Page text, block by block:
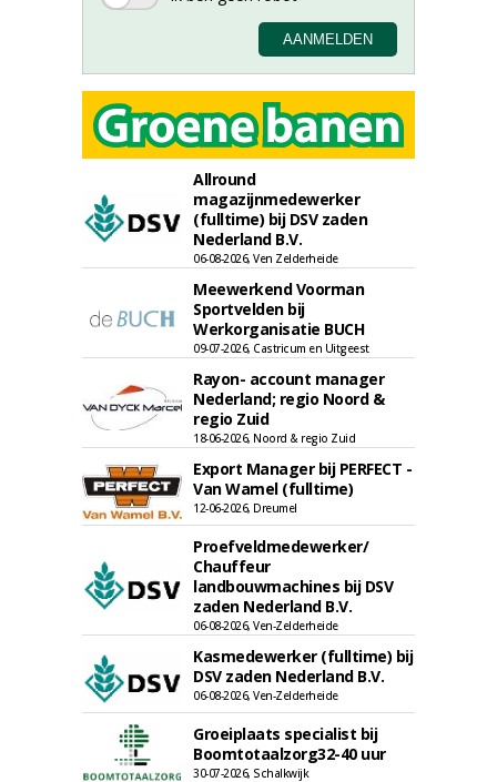
Allround
magazijnmedewerker
(fulltime) bij DSV zaden
Nederland B.V.
06-08-2026, Ven Zelderheide
Meewerkend Voorman
Sportvelden bij
Werkorganisatie BUCH
09-07-2026, Castricum en Uitgeest
Rayon- account manager
Nederland; regio Noord &
regio Zuid
18-06-2026, Noord & regio Zuid
Export Manager bij PERFECT -
Van Wamel (fulltime)
12-06-2026, Dreumel
Proefveldmedewerker/
Chauffeur
landbouwmachines bij DSV
zaden Nederland B.V.
06-08-2026, Ven-Zelderheide
Kasmedewerker (fulltime) bij
DSV zaden Nederland B.V.
06-08-2026, Ven-Zelderheide
Groeiplaats specialist bij
Boomtotaalzorg32-40 uur
30-07-2026, Schalkwijk